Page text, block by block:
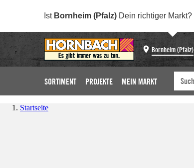
Ist Bornheim (Pfalz) Dein richtiger Markt?
Bornheim (Pfalz)
SORTIMENT PROJEKTE MEIN MARKT
Startseite